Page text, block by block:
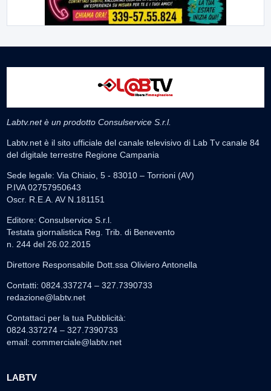
Labtv.net è un prodotto Consulservice S.r.l.
Labtv.net è il sito ufficiale del canale televisivo di Lab Tv canale 84
del digitale terrestre Regione Campania
Sede legale: Via Chiaio, 5 - 83010 – Torrioni (AV)
P.IVA 02757950643
Oscr. R.E.A. AV N.181151
Editore: Consulservice S.r.l.
Testata giornalistica Reg. Trib. di Benevento
n. 244 del 26.02.2015
Direttore Responsabile Dott.ssa Oliviero Antonella
Contatti: 0824.337274 – 327.7390733
redazione@labtv.net
Contattaci per la tua Pubblicità:
0824.337274 – 327.7390733
email: commerciale@labtv.net
LABTV